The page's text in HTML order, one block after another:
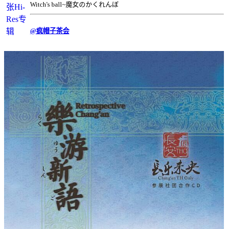
Witch's ball~魔女のかくれんぼ
@疯帽子茶会